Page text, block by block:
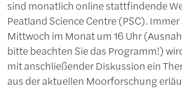
sind monatlich online stattfindende
Peatland Science Centre (PSC).
Mittwoch im Monat um 16 Uhr
bitte beachten Sie das Programm!)
mit anschließender Diskussion ein
aus der aktuellen Moorforschung